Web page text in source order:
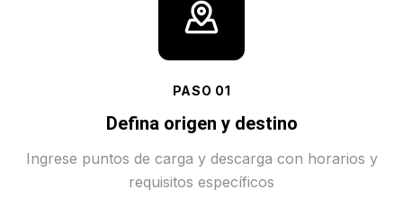
PASO 01
Defina origen y destino
Ingrese puntos de carga y descarga con horarios y
requisitos específicos